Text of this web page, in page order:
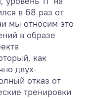
в 68 раз от
мы относим это
в образе
как
двух-
отказ от
тренировки